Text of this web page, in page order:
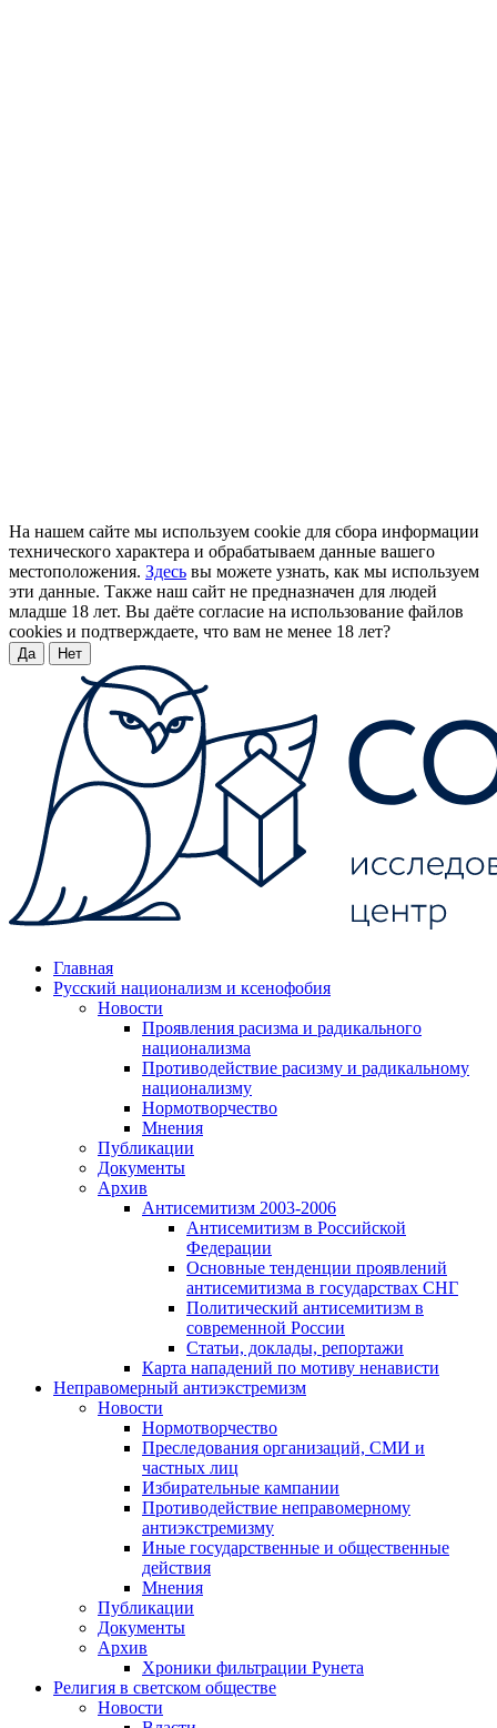
На нашем сайте мы используем cookie для сбора информации
технического характера и обрабатываем данные вашего
местоположения. Здесь вы можете узнать, как мы используем
эти данные. Также наш сайт не предназначен для людей
младше 18 лет. Вы даёте согласие на использование файлов
cookies и подтверждаете, что вам не менее 18 лет?
Да Нет
Главная
Русский национализм и ксенофобия
Новости
Проявления расизма и радикального
национализма
Противодействие расизму и радикальному
национализму
Нормотворчество
Мнения
Публикации
Документы
Архив
Антисемитизм 2003-2006
Антисемитизм в Российской
Федерации
Основные тенденции проявлений
антисемитизма в государствах СНГ
Политический антисемитизм в
современной России
Статьи, доклады, репортажи
Карта нападений по мотиву ненависти
Неправомерный антиэкстремизм
Новости
Нормотворчество
Преследования организаций, СМИ и
частных лиц
Избирательные кампании
Противодействие неправомерному
антиэкстремизму
Иные государственные и общественные
действия
Мнения
Публикации
Документы
Архив
Хроники фильтрации Рунета
Религия в светском обществе
Новости